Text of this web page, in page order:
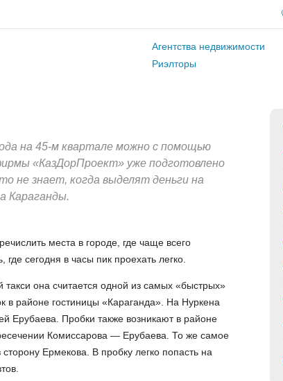
Агентства недвижимости
Риэлторы
на 45-м квартале можно с помощью
«КазДорПроект» уже подготовлено
не знает, когда выделят деньги на
Караганды.
места в городе, где чаще всего
сегодня в часы пик проехать легко.
она считается одной из самых «быстрых»
районе гостиницы «Караганда». На Нуркена
Ерубаева. Пробки также возникают в районе
Комиссарова — Ерубаева. То же самое
Ермекова. В пробку легко попасть на